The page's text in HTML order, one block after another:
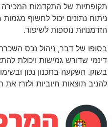
תקופתיות של התקדמות המכירה
ניתוח נתונים יכול לחשוף
הזדמנויות נוספות לשיפור.
בסופו של דבר, ניהול נכס
דינמי שדורש גמישות ויכולת
בשוק. השקעה בתכנון נכון
להניב תוצאות חיוביות ולזרז